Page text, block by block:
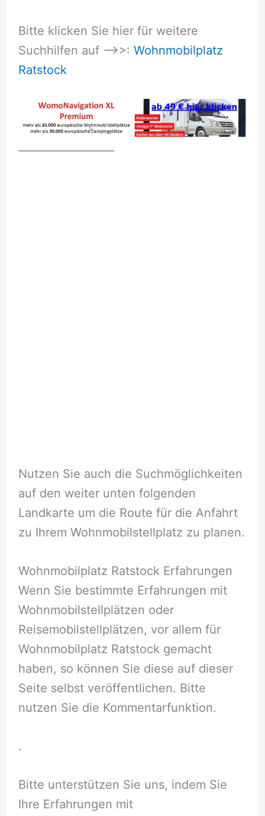
Bitte klicken Sie hier für weitere
Suchhilfen auf –>>: Wohnmobilplatz
Ratstock
Nutzen Sie auch die Suchmöglichkeiten
auf den weiter unten folgenden
Landkarte um die Route für die Anfahrt
zu Ihrem Wohnmobilstellplatz zu planen.
Wohnmobilplatz Ratstock Erfahrungen
Wenn Sie bestimmte Erfahrungen mit
Wohnmobilstellplätzen oder
Reisemobilstellplätzen, vor allem für
Wohnmobilplatz Ratstock gemacht
haben, so können Sie diese auf dieser
Seite selbst veröffentlichen. Bitte
nutzen Sie die Kommentarfunktion.
.
Bitte unterstützen Sie uns, indem Sie
Ihre Erfahrungen mit